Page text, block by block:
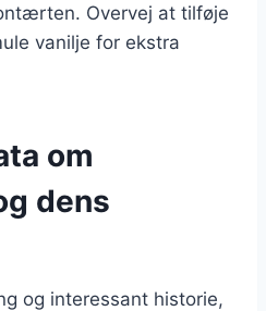
Overvej at tilføje
vanilje for ekstra
om
dens
og interessant historie,